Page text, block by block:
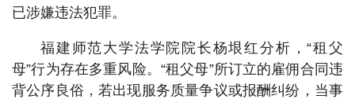
已涉嫌违法犯罪。
福建师范大学法学院院长杨垠红分析，“租父
母”行为存在多重风险。“租父母”所订立的雇佣合同违
背公序良俗，若出现服务质量争议或报酬纠纷，当事